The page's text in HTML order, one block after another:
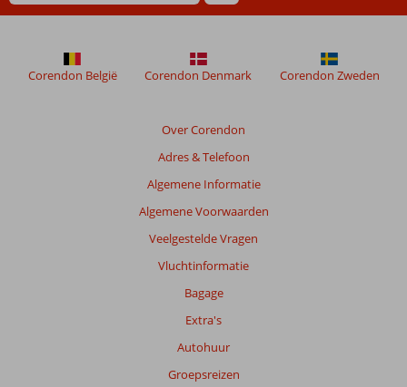
getoonde
Over Corendon
Adres & Telefoon
Algemene Informatie
Algemene Voorwaarden
Veelgestelde Vragen
Vluchtinformatie
Bagage
Extra's
Autohuur
Groepsreizen
Corendon België Corendon Denmark Corendon Zweden